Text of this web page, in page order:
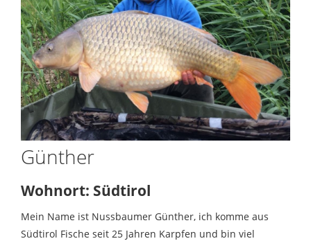
Günther
Wohnort: Südtirol
Mein Name ist Nussbaumer Günther, ich komme aus
Südtirol Fische seit 25 Jahren Karpfen und bin viel